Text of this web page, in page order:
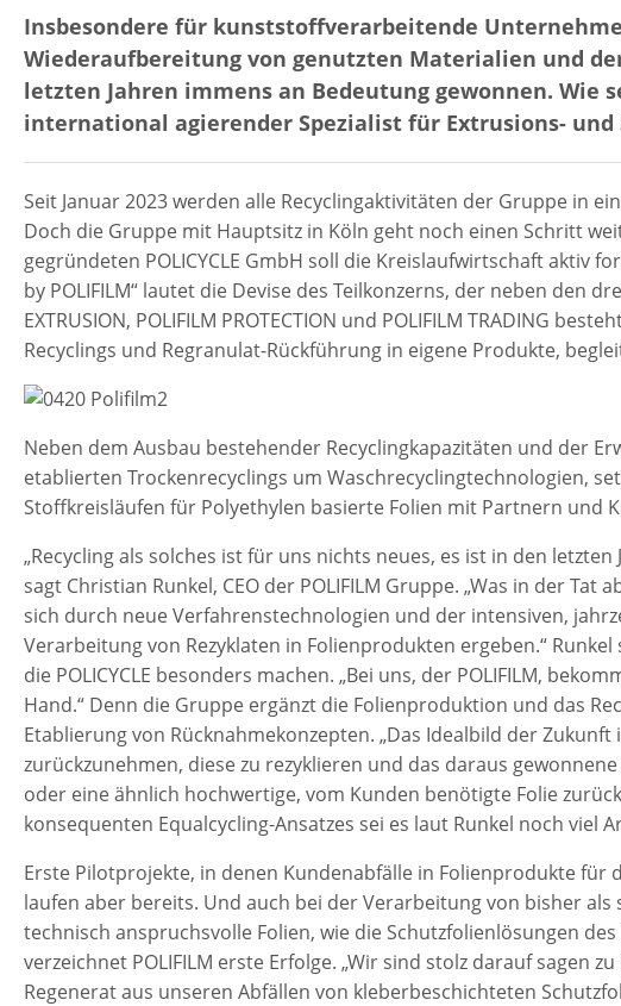
Insbesondere für kunststoffverarbeitende
Wiederaufbereitung von genutzten Materialien und
letzten Jahren immens an Bedeutung gewonnen. Wie
international agierender Spezialist für Extrusions- und
Seit Januar 2023 werden alle Recyclingaktivitäten der Gruppe in
Doch die Gruppe mit Hauptsitz in Köln geht noch einen Schritt
gegründeten POLICYCLE GmbH soll die Kreislaufwirtschaft aktiv
by POLIFILM“ lautet die Devise des Teilkonzerns, der neben den
EXTRUSION, POLIFILM PROTECTION und POLIFILM TRADING
Recyclings und Regranulat-Rückführung in eigene Produkte,
Neben dem Ausbau bestehender Recyclingkapazitäten und der
etablierten Trockenrecyclings um Waschrecyclingtechnologien,
Stoffkreisläufen für Polyethylen basierte Folien mit Partnern und
„Recycling als solches ist für uns nichts neues, es ist in den
sagt Christian Runkel, CEO der POLIFILM Gruppe. „Was in der
sich durch neue Verfahrenstechnologien und der intensiven,
Verarbeitung von Rezyklaten in Folienprodukten ergeben.“
die POLICYCLE besonders machen. „Bei uns, der POLIFILM,
Hand.“ Denn die Gruppe ergänzt die Folienproduktion und das
Etablierung von Rücknahmekonzepten. „Das Idealbild der
zurückzunehmen, diese zu rezyklieren und das daraus
oder eine ähnlich hochwertige, vom Kunden benötigte Folie
konsequenten Equalcycling-Ansatzes sei es laut Runkel noch viel
Erste Pilotprojekte, in denen Kundenabfälle in Folienprodukte für
laufen aber bereits. Und auch bei der Verarbeitung von bisher
technisch anspruchsvolle Folien, wie die Schutzfolienlösungen des
verzeichnet POLIFILM erste Erfolge. „Wir sind stolz darauf sagen
Regenerat aus unseren Abfällen von kleberbeschichteten